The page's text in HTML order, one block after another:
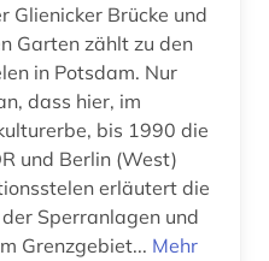
betriebswirtschaftslehre (1)
Glienicker Brücke und
Garten zählt zu den
in Potsdam. Nur
dass hier, im
bis 1990 die
und Berlin (West)
erläutert die
Sperranlagen und
Grenzgebiet... Mehr